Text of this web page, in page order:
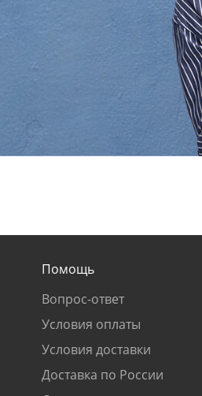
Помощь
Вопрос-ответ
Условия оплаты
Условия доставки
Доставка по России